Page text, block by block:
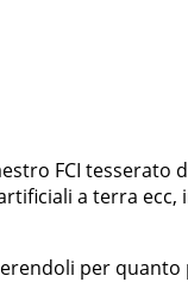
FCI tesserato
a terra
per quanto